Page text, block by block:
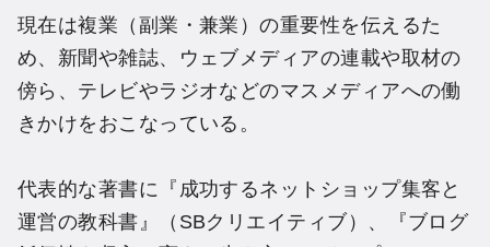
現在は複業（副業・兼業）の重要性を伝えるた
め、新聞や雑誌、ウェブメディアの連載や取材の
傍ら、テレビやラジオなどのマスメディアへの働
きかけをおこなっている。
代表的な著書に『成功するネットショップ集客と
運営の教科書』（SBクリエイティブ）、『ブログ